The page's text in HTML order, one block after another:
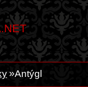
.NET
Antýgl